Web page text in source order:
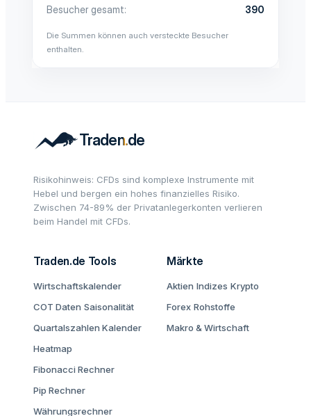
Besucher gesamt
390
Die Summen können auch versteckte Besucher
enthalten.
Risikohinweis: CFDs sind komplexe Instrumente mit
Hebel und bergen ein hohes finanzielles Risiko.
Zwischen 74-89% der Privatanlegerkonten verlieren
beim Handel mit CFDs.
Traden.de Tools
Wirtschaftskalender
COT Daten Saisonalität
Quartalszahlen Kalender
Heatmap
Fibonacci Rechner
Pip Rechner
Währungsrechner
Märkte
Aktien Indizes Krypto
Forex Rohstoffe
Makro & Wirtschaft